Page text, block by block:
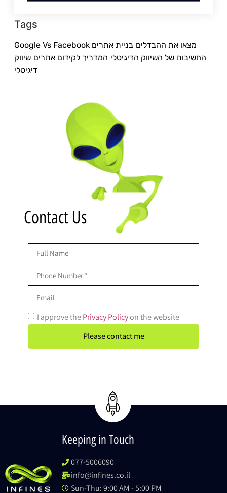
Tags
Google Vs Facebook מצאו את ההבדלים בניית אתרים
החשיבות של השיווק הדיגיטלי המדריך לקידום אתרים שיווק
דיגיטלי
Contact Us
I approve thePrivacy Policyon the website
Please contact me
Keeping in Touch
077-5006090
info@infines.co.il
Sun-Thu: 9:00 AM - 5:00 PM